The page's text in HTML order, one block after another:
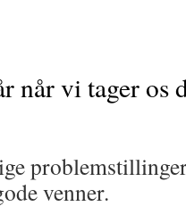
når vi tager os
venner.